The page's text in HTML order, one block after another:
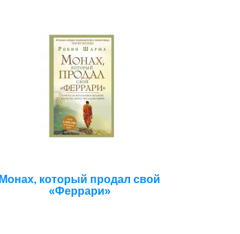
Монах, который продал свой
«Феррари»